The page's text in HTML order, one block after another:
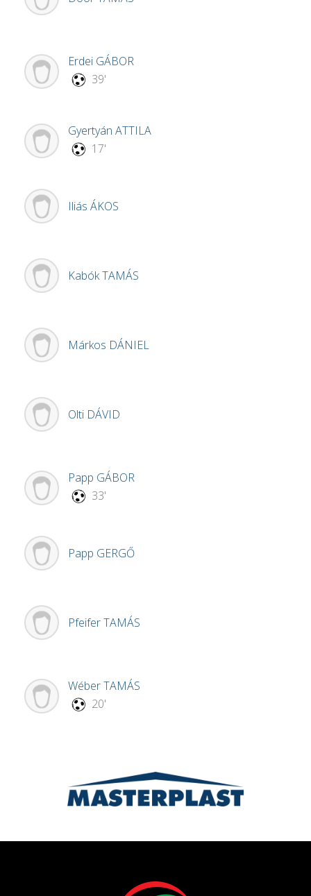
Erdei GÁBOR
39'
Gyertyán ATTILA
17'
Iliás ÁKOS
KabókTAMÁS
Márkos DÁNIEL
Olti DÁVID
Papp GÁBOR
33'
Papp GERGŐ
PfeiferTAMÁS
WéberTAMÁS
20'